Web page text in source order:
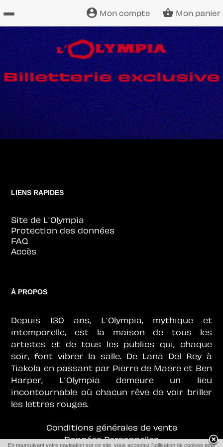
Site
officiel
Mon panier
Mon compte
À PROPOS
Depuis 130 ans, L´Olympia, mythique et
intemporelle, est la maison de tous les
artistes et de tous les publics qui, chaque
soir, font vibrer la salle. De Lana Del Rey à
Tiakola en passant par Pierre de Maere et Ben
Harper, L´Olympia demeure un lieu
incontournable où chacun rêve de voir briller
les lettres rouges.
LIENS RAPIDES
Site de L´Olympia
Protection des données
FAQ
Accès
Conditions générales de vente
Données Personnelles
En poursuivant votre navigation sur ce site, vous acceptez l'utilisation de cookies pour